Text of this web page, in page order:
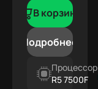
В корзину
Подробнее
Процессор
R5 7500F